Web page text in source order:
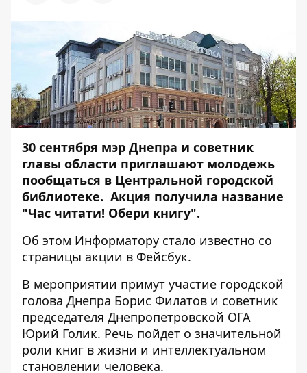
30 сентября мэр Днепра и советник
главы области приглашают молодежь
пообщаться в Центральной городской
библиотеке. Акция получила название
"Час читати! Обери книгу".
Об этом Информатору стало известно со
страницы акции в Фейсбук.
В мероприятии примут участие городской
голова Днепра Борис Филатов и советник
председателя Днепропетровской ОГА
Юрий Голик. Речь пойдет о значительной
роли книг в жизни и интеллектуальном
становлении человека.